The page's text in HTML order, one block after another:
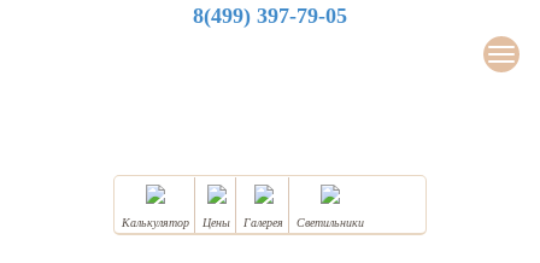
8(499) 397-79-05
Калькулятор Цены Галерея Светильники